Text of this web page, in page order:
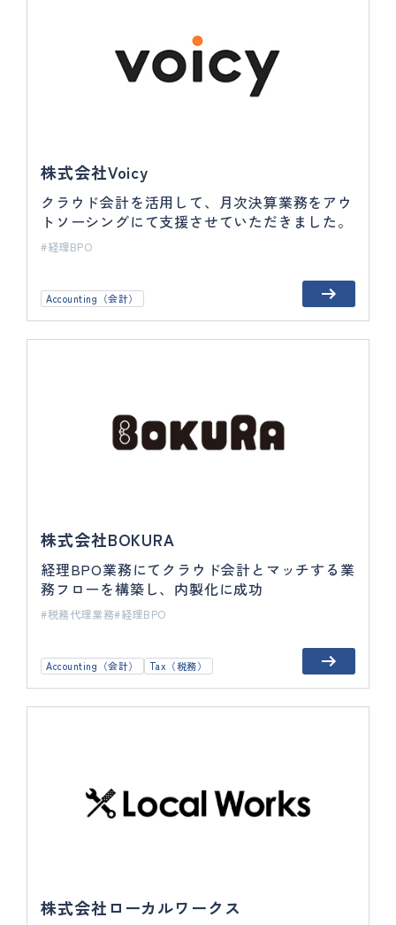
株式会社Voicy
クラウド会計を活用して、月次決算業務をアウ
トソーシングにて支援させていただきました。
経理BPO
Accounting（会計）
株式会社BOKURA
経理BPO業務にてクラウド会計とマッチする業
務フローを構築し、内製化に成功
税務代理業務 経理BPO
Accounting（会計） Tax（税務）
株式会社ローカルワークス